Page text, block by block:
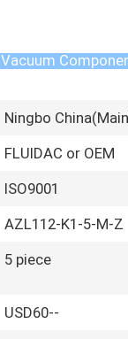
Vacuum
Ningbo
FLUIDAC or OEM
ISO9001
AZL112-K1-5-M-Z
5 piece
USD60--